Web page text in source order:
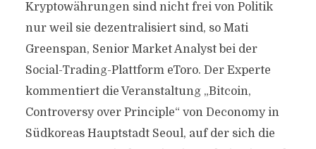
Kryptowährungen sind nicht frei von Politik
nur weil sie dezentralisiert sind, so Mati
Greenspan, Senior Market Analyst bei der
Social-Trading-Plattform eToro. Der Experte
kommentiert die Veranstaltung „Bitcoin,
Controversy over Principle“ von Deconomy in
Südkoreas Hauptstadt Seoul, auf der sich die